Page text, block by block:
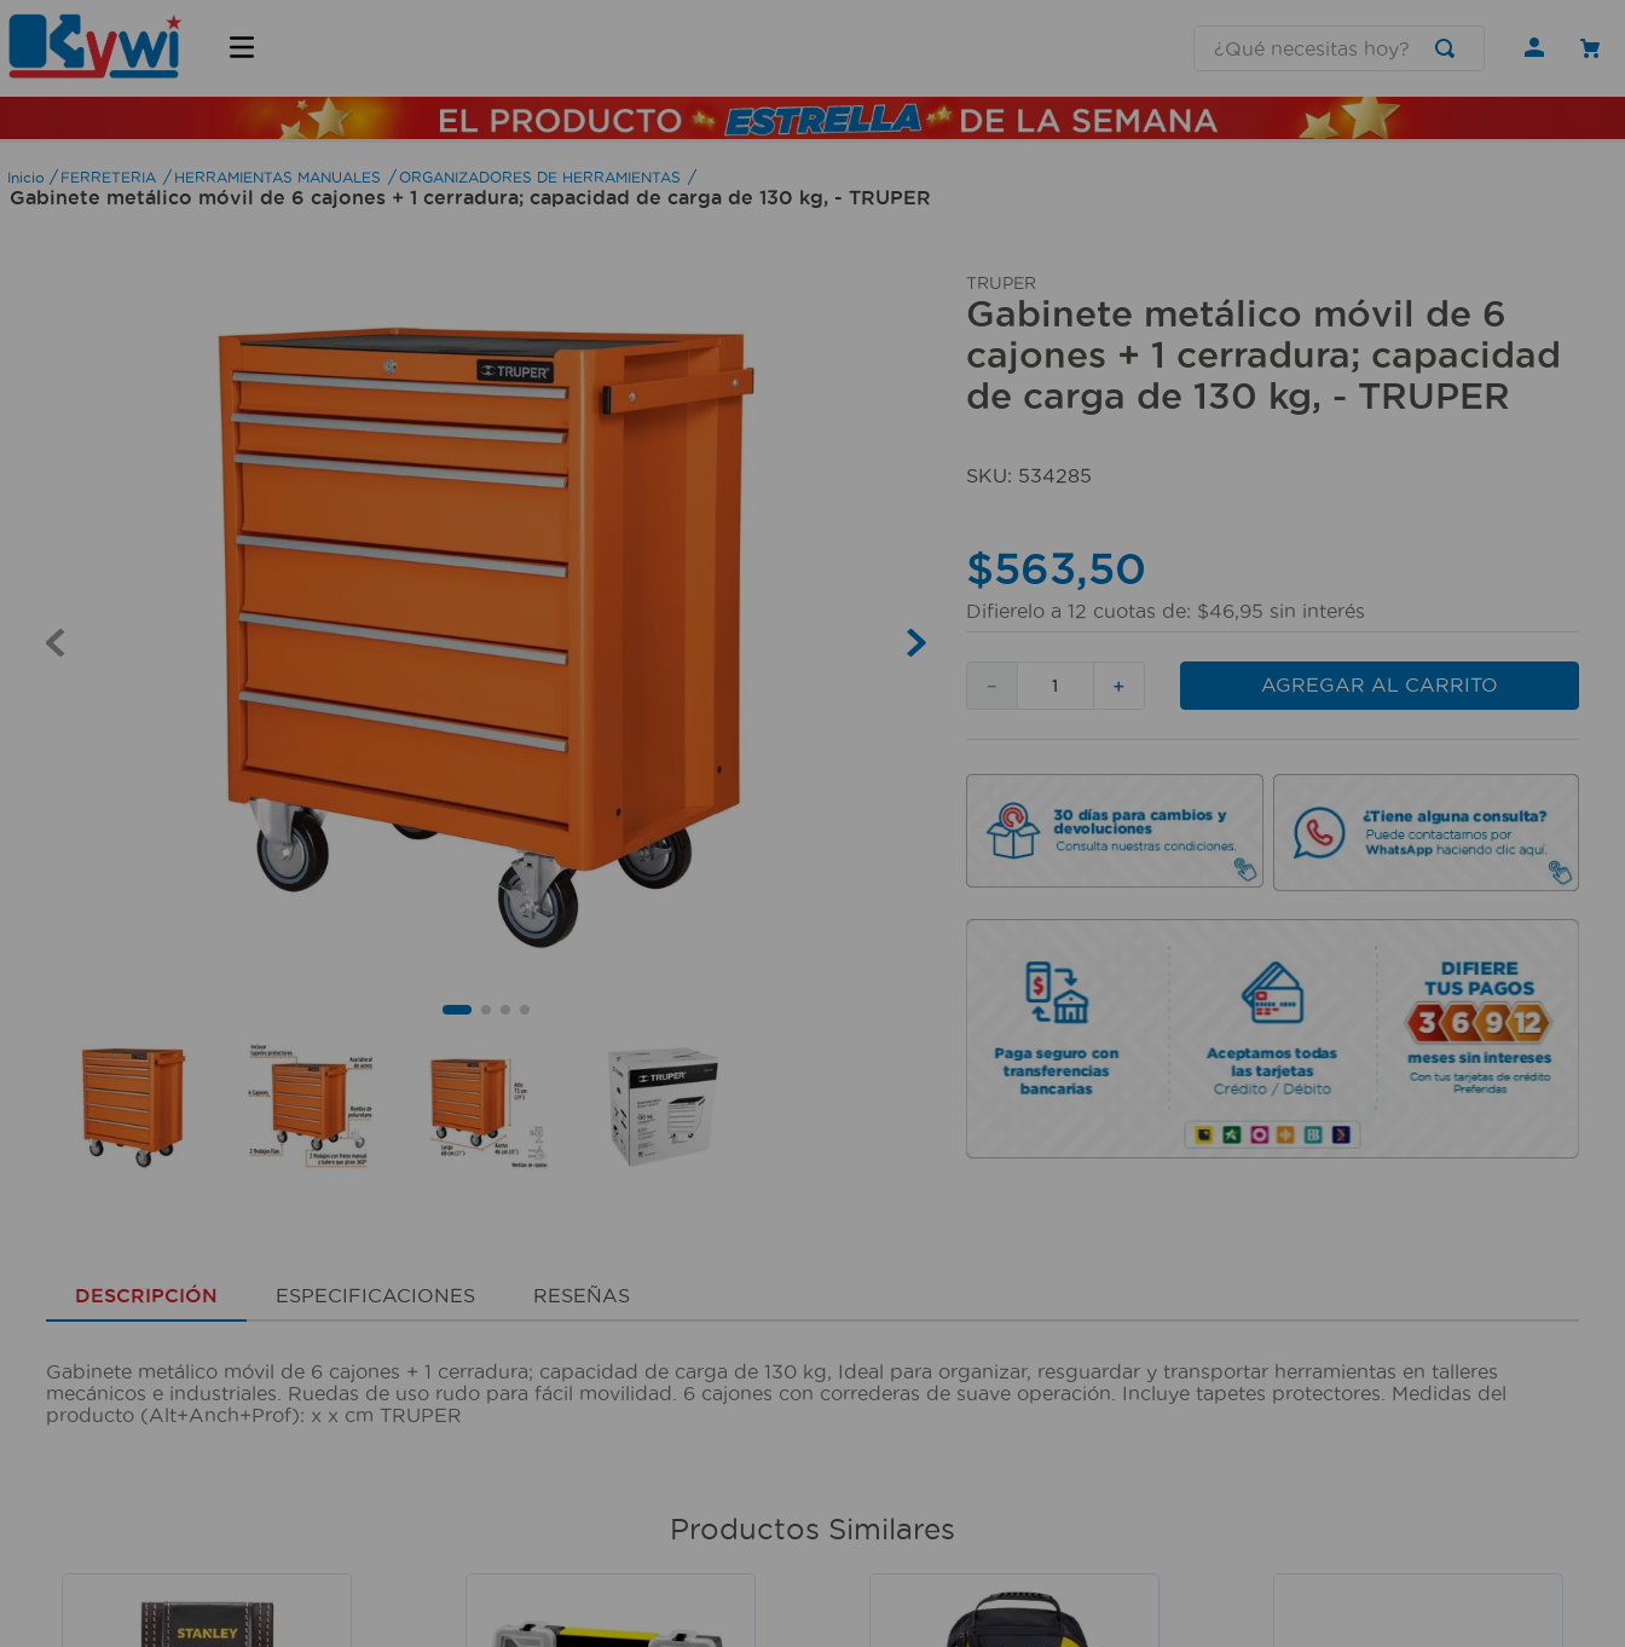
FERRETERIA HERRAMIENTAS MANUALES ORGANIZADORES DE HERRAMIENTAS
Gabinete metálico móvil de 6 cajones + 1 cerradura; capacidad de carga de 130 kg, - TRUPER
TRUPER
Gabinete metálico móvil de 6
cajones + 1 cerradura; capacidad
de carga de 130 kg, - TRUPER
SKU: 534285
$563,50
Difierelo a 12 cuotas de: $46,95 sin interés
＋
－ AGREGAR AL CARRITO
DESCRIPCIÓN ESPECIFICACIONES RESEÑAS
Gabinete metálico móvil de 6 cajones + 1 cerradura; capacidad de carga de 130 kg, Ideal para organizar, resguardar y transportar herramientas en talleres
mecánicos e industriales. Ruedas de uso rudo para fácil movilidad. 6 cajones con correderas de suave operación. Incluye tapetes protectores. Medidas del
producto (Alt+Anch+Prof): x x cm TRUPER
Productos Similares
TÉRMINOS MÁS BUSCADOS
1.
lamparas
6.
aspiradora